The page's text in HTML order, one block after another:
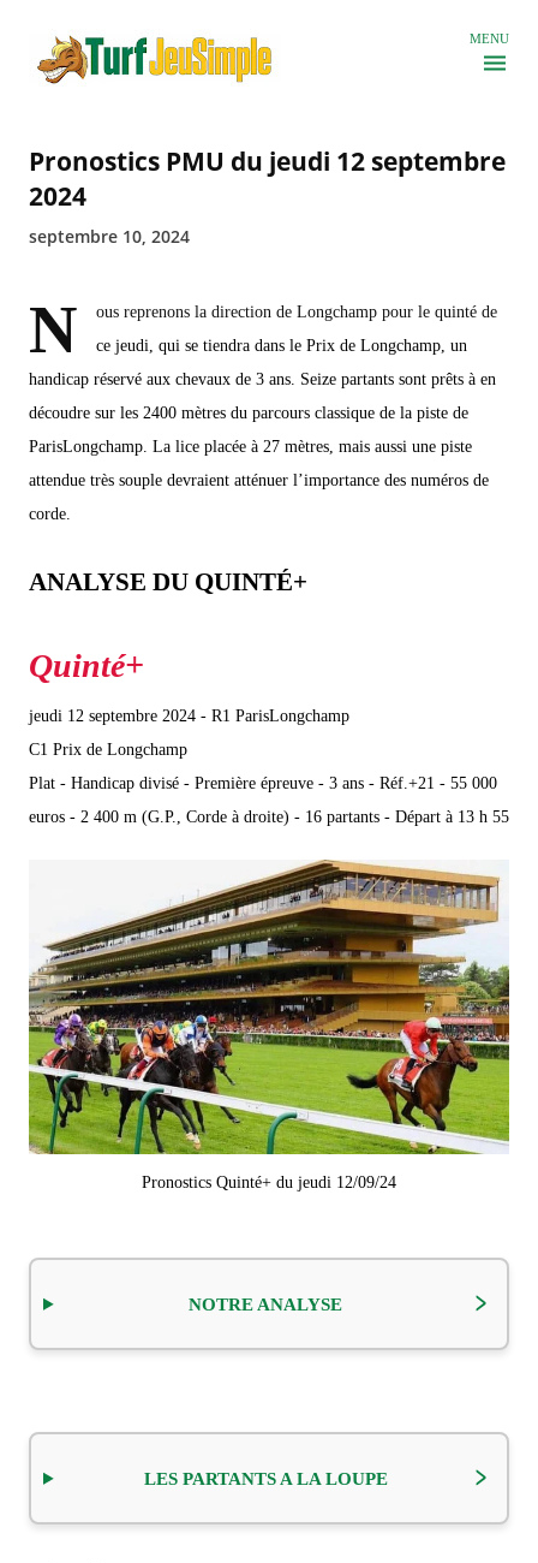
MENU
Pronostics PMU du jeudi 12 septembre
2024
septembre 10, 2024
N
ous reprenons la direction de Longchamp pour le quinté de
ce jeudi, qui se tiendra dans le Prix de Longchamp, un
handicap réservé aux chevaux de 3 ans. Seize partants sont prêts à en
découdre sur les 2400 mètres du parcours classique de la piste de
ParisLongchamp. La lice placée à 27 mètres, mais aussi une piste
attendue très souple devraient atténuer l’importance des numéros de
corde.
ANALYSE DU QUINTÉ+
jeudi 12 septembre 2024 - R1 ParisLongchamp
C1 Prix de Longchamp
Plat - Handicap divisé - Première épreuve - 3 ans - Réf.+21 - 55 000
euros - 2 400 m (G.P., Corde à droite) - 16 partants - Départ à 13 h 55
Pronostics Quinté+ du jeudi 12/09/24
NOTRE ANALYSE
LES PARTANTS A LA LOUPE